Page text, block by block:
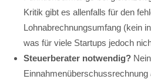
Kritik gibt es allenfalls für den
Lohnabrechnungsumfang (kein
was für viele Startups jedoch
Steuerberater notwendig?
Einnahmenüberschussrechnung